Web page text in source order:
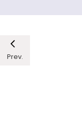
Prev.